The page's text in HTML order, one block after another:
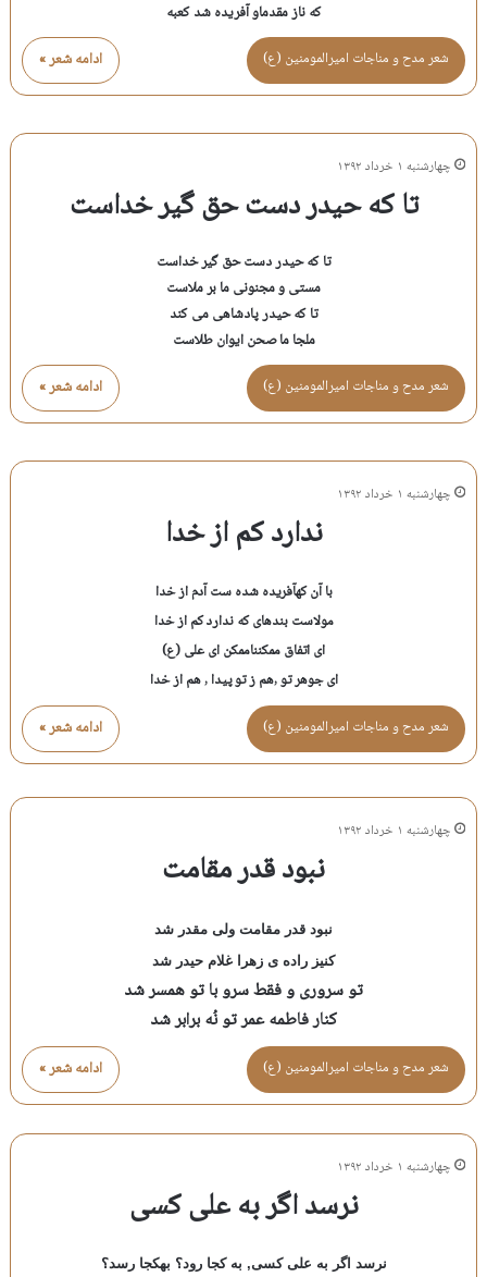
که ناز مقدماو آفریده شد کعبه
ادامه شعر » شعر مدح و مناجات اميرالمومنين (ع)
چهارشنبه ۱ خرداد ۱۳۹۲
تا که حیدر دست حق گیر خداست
تا که حیدر دست حق گیر خداست
مستی و مجنونی ما بر ملاست
تا که حیدر پادشاهی می کند
ملجا ما صحن ایوان طلاست
ادامه شعر » شعر مدح و مناجات اميرالمومنين (ع)
چهارشنبه ۱ خرداد ۱۳۹۲
ندارد کم از خدا
با آن کهآفریده شده ست آدم از خدا
مولاست بندهای که ندارد کم از خدا
ای اتفاق ممکنناممکن ای علی (ع)
ای جوهر تو ,هم ز تو پیدا , هم از خدا
ادامه شعر » شعر مدح و مناجات اميرالمومنين (ع)
چهارشنبه ۱ خرداد ۱۳۹۲
نبود قدر مقامت
نبود قدر مقامت ولی مقدر شد
کنیز راده ی زهرا غلام حیدر شد
تو سروری و فقط سرو با تو همسر شد
کنار فاطمه عمر تو نُه برابر شد
ادامه شعر » شعر مدح و مناجات اميرالمومنين (ع)
چهارشنبه ۱ خرداد ۱۳۹۲
نرسد اگر به علی کسی
نرسد اگر به علی کسی, به کجا رود؟ بهکجا رسد؟